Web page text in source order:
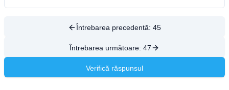
Întrebarea precedentă: 45
Întrebarea următoare: 47
Verifică răspunsul